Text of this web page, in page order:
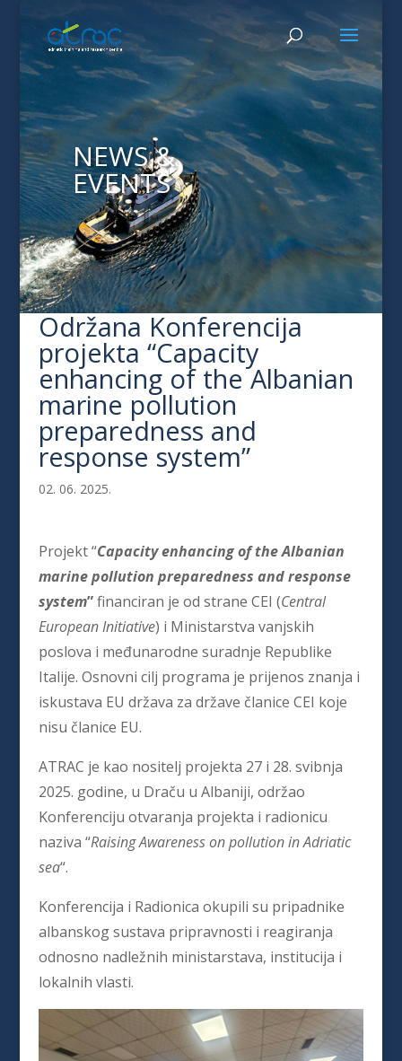
NEWS &
EVENTS
Održana Konferencija
projekta “Capacity
enhancing of the Albanian
marine pollution
preparedness and
response system”
02. 06. 2025.
Projekt “Capacity enhancing of the Albanian
marine pollution preparedness and response
system”financiran je od strane CEI (Central
European Initiative) i Ministarstva vanjskih
poslova i međunarodne suradnje Republike
Italije. Osnovni cilj programa je prijenos znanja i
iskustava EU država za države članice CEI koje
nisu članice EU.
ATRAC je kao nositelj projekta 27 i 28. svibnja
2025. godine, u Draču u Albaniji, održao
Konferenciju otvaranja projekta i radionicu
naziva “Raising Awareness on pollution in Adriatic
sea“.
Konferencija i Radionica okupili su pripadnike
albanskog sustava pripravnosti i reagiranja
odnosno nadležnih ministarstava, institucija i
lokalnih vlasti.